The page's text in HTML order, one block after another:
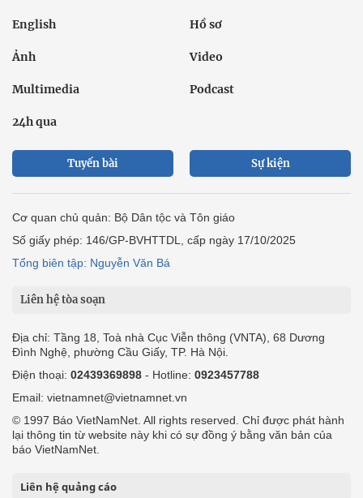
English Hồ sơ
Ảnh Video
Multimedia Podcast
24h qua
Tuyến bài Sự kiện
Cơ quan chủ quản: Bộ Dân tộc và Tôn giáo
Số giấy phép: 146/GP-BVHTTDL, cấp ngày 17/10/2025
Tổng biên tập: Nguyễn Văn Bá
Liên hệ tòa soạn
Địa chỉ: Tầng 18, Toà nhà Cục Viễn thông (VNTA), 68 Dương
Đình Nghệ, phường Cầu Giấy, TP. Hà Nội.
Điện thoại: 02439369898 - Hotline: 0923457788
Email: vietnamnet@vietnamnet.vn
© 1997 Báo VietNamNet. All rights reserved. Chỉ được phát hành
lại thông tin từ website này khi có sự đồng ý bằng văn bản của
báo VietNamNet.
Liên hệ quảng cáo